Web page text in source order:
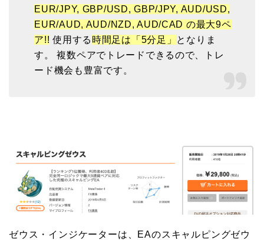
EUR/JPY, GBP/USD, GBP/JPY, AUD/USD,
EUR/AUD, AUD/NZD, AUD/CAD の最大9ペ
ア!! 使用する 時間足は「5分足」 となりま
す。 複数ペアでトレードできるので、トレ
ード機会も豊富です。
ゼウス・インジケーターは、EAのスキャルピングゼウ